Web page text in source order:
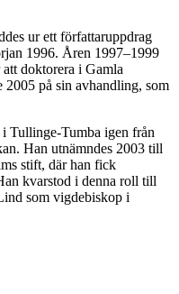
ur ett författaruppdrag
1996. Åren 1997–1999
doktorera i Gamla
2005 på sin avhandling, som
Tullinge-Tumba igen från
Han utnämndes 2003 till
stift, där han fick
kvarstod i denna roll till
som vigdebiskop i